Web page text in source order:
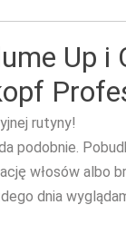
Up i
rutyny!
podobnie.
włosów albo
dnia